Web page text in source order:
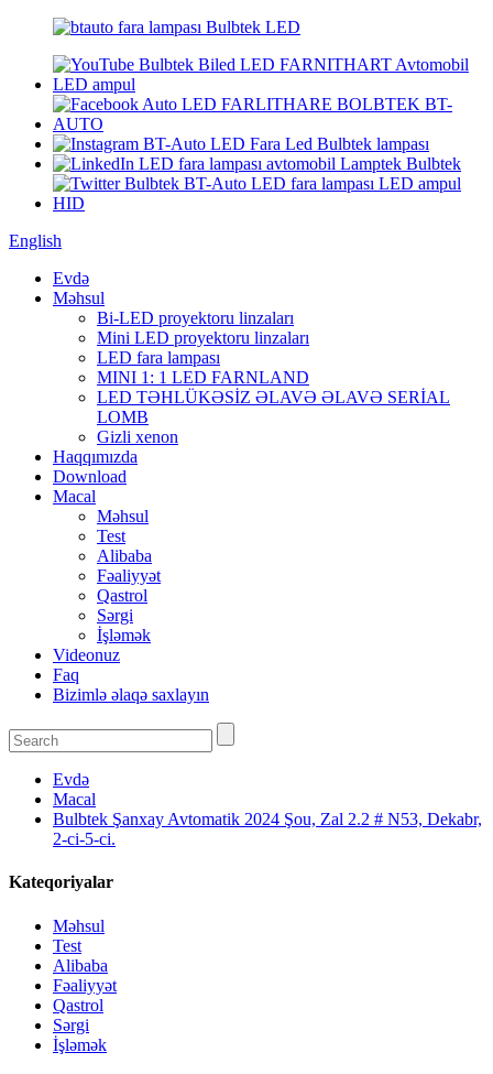
English
Evdə
Məhsul
Bi-LED proyektoru linzaları
Mini LED proyektoru linzaları
LED fara lampası
MINI 1: 1 LED FARNLAND
LED TƏHLÜKƏSİZ ƏLAVƏ ƏLAVƏ SERİAL
LOMB
Gizli xenon
Haqqımızda
Download
Macal
Məhsul
Test
Alibaba
Fəaliyyət
Qastrol
Sərgi
İşləmək
Videonuz
Faq
Bizimlə əlaqə saxlayın
Evdə
Macal
Bulbtek Şanxay Avtomatik 2024 Şou, Zal 2.2 # N53, Dekabr,
2-ci-5-ci.
Kateqoriyalar
Məhsul
Test
Alibaba
Fəaliyyət
Qastrol
Sərgi
İşləmək